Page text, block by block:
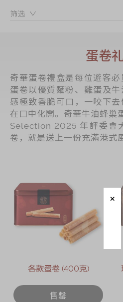
筛选：
蛋卷
奇華蛋卷禮盒是每位遊客
蛋卷以優質麵粉、雞蛋及
感極致香脆可口，一咬下
在口中化開。奇華牛油蜂
Selection 2025 年評委會
卷，就是送上一份充滿港式
各款蛋卷 (400克)
售罄